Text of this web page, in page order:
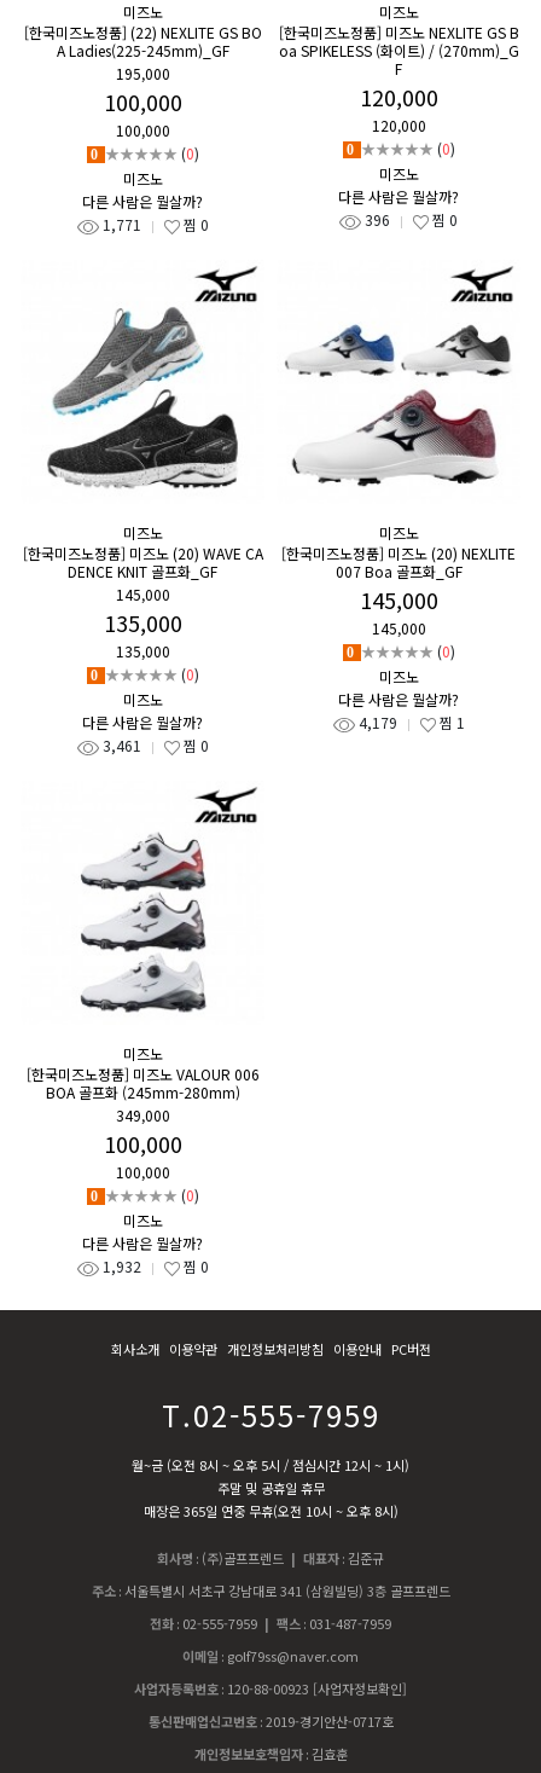
미즈노
[한국미즈노정품] (22) NEXLITE GS BO
A Ladies(225-245mm)_GF
195,000
100,000
100,000
0 ★★★★★ (0)
미즈노
다른 사람은 뭘살까?
1,771
찜 0
미즈노
[한국미즈노정품] 미즈노 NEXLITE GS B
oa SPIKELESS (화이트) / (270mm)_G
F
120,000
120,000
0 ★★★★★ (0)
미즈노
다른 사람은 뭘살까?
396
찜 0
미즈노
[한국미즈노정품] 미즈노 (20) WAVE CA
DENCE KNIT 골프화_GF
145,000
135,000
135,000
0 ★★★★★ (0)
미즈노
다른 사람은 뭘살까?
3,461
찜 0
미즈노
[한국미즈노정품] 미즈노 (20) NEXLITE
007 Boa 골프화_GF
145,000
145,000
0 ★★★★★ (0)
미즈노
다른 사람은 뭘살까?
4,179
찜 1
미즈노
[한국미즈노정품] 미즈노 VALOUR 006
BOA 골프화 (245mm-280mm)
349,000
100,000
100,000
0 ★★★★★ (0)
미즈노
다른 사람은 뭘살까?
1,932
찜 0
회사소개 이용약관 개인정보처리방침 이용안내 PC버전
T.02-555-7959
월~금 (오전 8시 ~ 오후 5시 / 점심시간 12시 ~ 1시)
주말 및 공휴일 휴무
매장은 365일 연중 무휴(오전 10시 ~ 오후 8시)
회사명 : (주)골프프렌드 | 대표자: 김준규
주소 : 서울특별시 서초구 강남대로 341 (삼원빌딩) 3층 골프프렌드
전화: 02-555-7959 | 팩스: 031-487-7959
이메일 : golf79ss@naver.com
사업자등록번호: 120-88-00923 [사업자정보확인]
통신판매업신고번호 :2019-경기안산-0717호
개인정보보호책임자 : 김효훈